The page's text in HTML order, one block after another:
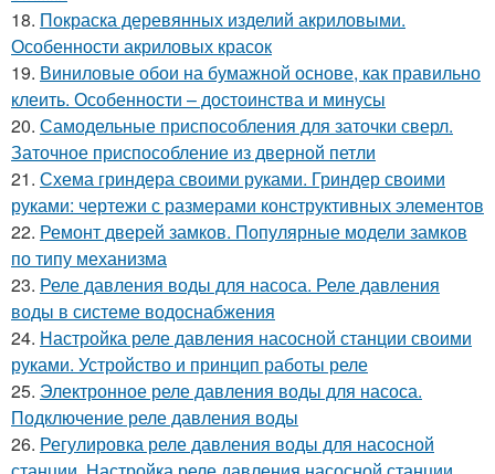
18. Покраска деревянных изделий акриловыми.
Особенности акриловых красок
19. Виниловые обои на бумажной основе, как правильно
клеить. Особенности – достоинства и минусы
20. Самодельные приспособления для заточки сверл.
Заточное приспособление из дверной петли
21. Схема гриндера своими руками. Гриндер своими
руками: чертежи с размерами конструктивных элементов
22. Ремонт дверей замков. Популярные модели замков
по типу механизма
23. Реле давления воды для насоса. Реле давления
воды в системе водоснабжения
24. Настройка реле давления насосной станции своими
руками. Устройство и принцип работы реле
25. Электронное реле давления воды для насоса.
Подключение реле давления воды
26. Регулировка реле давления воды для насосной